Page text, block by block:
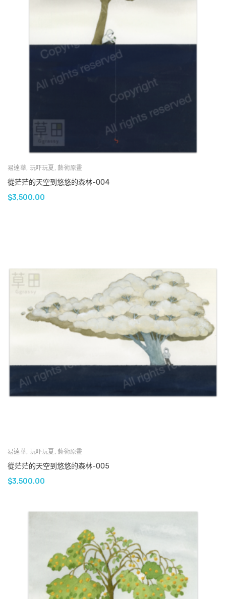
易達華, 玩吓玩夏 , 藝術原畫
從茫茫的天空到悠悠的森林-004
$3,500.00
易達華, 玩吓玩夏 , 藝術原畫
從茫茫的天空到悠悠的森林-005
$3,500.00